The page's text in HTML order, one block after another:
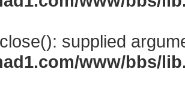
supplied
www/bbs/